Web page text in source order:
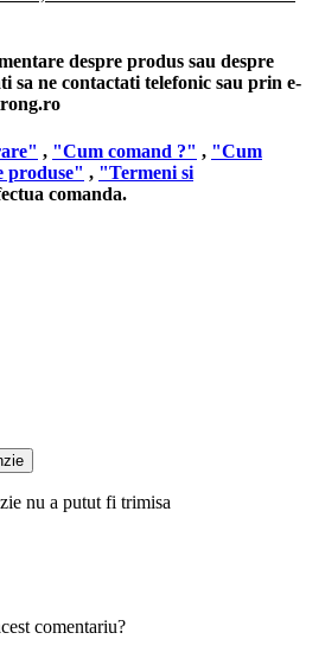
despre produs sau despre
sa ne contactati telefonic sau prin e-
, "Cum comand ?" , "Cum
produse" , "Termeni si
comanda.
nu a putut fi trimisa
comentariu?